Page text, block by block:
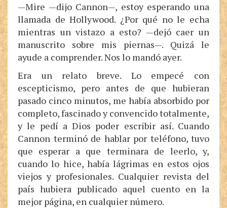
—Mire —dijo Cannon—, estoy esperando una
llamada de Hollywood. ¿Por qué no le echa
mientras un vistazo a esto? —dejó caer un
manuscrito sobre mis piernas—. Quizá le
ayude a comprender. Nos lo mandó ayer.
Era un relato breve. Lo empecé con
escepticismo, pero antes de que hubieran
pasado cinco minutos, me había absorbido por
completo, fascinado y convencido totalmente,
y le pedí a Dios poder escribir así. Cuando
Cannon terminó de hablar por teléfono, tuvo
que esperar a que terminara de leerlo, y,
cuando lo hice, había lágrimas en estos ojos
viejos y profesionales. Cualquier revista del
país hubiera publicado aquel cuento en la
mejor página, en cualquier número.